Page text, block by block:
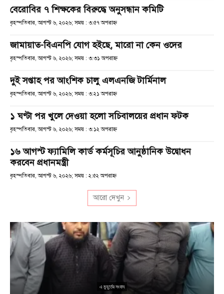
বেরোবির ৭ শিক্ষকের বিরুদ্ধে অনুসন্ধান কমিটি
বৃহস্পতিবার, আগস্ট ৬, ২০২৬; সময় : ৩:৫৭ অপরাহ্ণ
জামায়াত-বিএনপি যোগ হইছে, মারো না কেন ওদের
বৃহস্পতিবার, আগস্ট ৬, ২০২৬; সময় : ৩:৩১ অপরাহ্ণ
দুই সপ্তাহ পর আংশিক চালু এলএনজি টার্মিনাল
বৃহস্পতিবার, আগস্ট ৬, ২০২৬; সময় : ৩:২১ অপরাহ্ণ
১ ঘণ্টা পর খুলে দেওয়া হলো সচিবালয়ের প্রধান ফটক
বৃহস্পতিবার, আগস্ট ৬, ২০২৬; সময় : ৩:১২ অপরাহ্ণ
১৬ আগস্ট ফ্যামিলি কার্ড কর্মসূচির আনুষ্ঠানিক উদ্বোধন
করবেন প্রধানমন্ত্রী
বৃহস্পতিবার, আগস্ট ৬, ২০২৬; সময় : ২:৫২ অপরাহ্ণ
আরো দেখুন
এ মুহূর্তের সংবাদ